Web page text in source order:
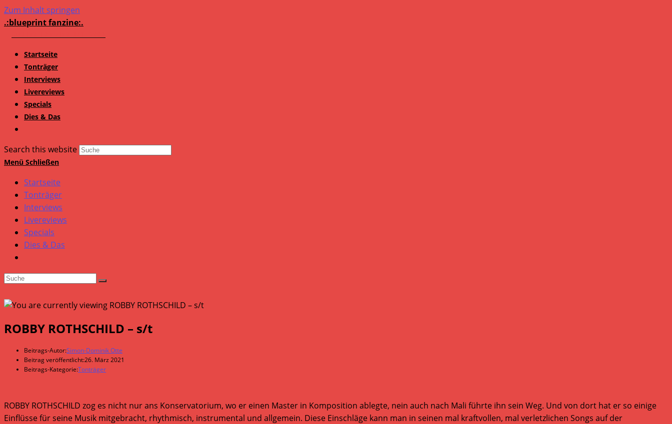
Zum Inhalt springen
.:blueprint fanzine:.
Startseite
Tonträger
Interviews
Livereviews
Specials
Dies & Das
Search this website
Menü Schließen
Startseite
Tonträger
Interviews
Livereviews
Specials
Dies & Das
ROBBY ROTHSCHILD – s/t
Beitrags-Autor:Simon-Dominik Otte
Beitrag veröffentlicht:26. März 2021
Beitrags-Kategorie:Tonträger
ROBBY ROTHSCHILD zog es nicht nur ans Konservatorium, wo er einen Master in Komposition ablegte, nein auch nach Mali führte ihn sein Weg. Und von dort hat er so einige
Einflüsse für seine Musik mitgebracht, rhythmisch, instrumental und allgemein. Diese Einschläge kann man in seinen mal kraftvollen, mal verletzlichen Songs auf der